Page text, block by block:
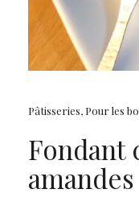
Pâtisseries, Pour les
Fondant
amandes